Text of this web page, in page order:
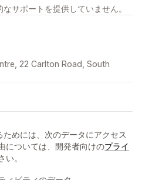
サポートを提供していません。
22 Carlton Road, South
めには、次のデータにアクセス
については、開発者向けのプライ
い。